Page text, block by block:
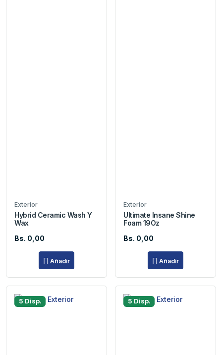
Exterior
Hybrid Ceramic Wash Y
Wax
Bs. 0,00
Añadir
Exterior
Ultimate Insane Shine
Foam 19Oz
Bs. 0,00
Añadir
5 Disp. 5 Disp.